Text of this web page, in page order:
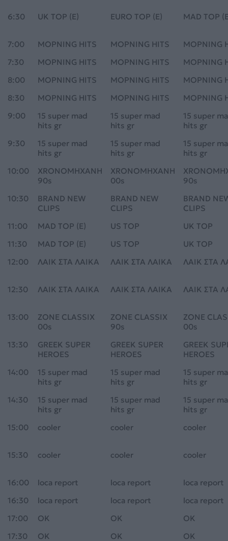
6:30 UK TOP (E) EURO TOP (E) MAD TOP
7:00 ΜΟΡΝΙΝG HITS ΜΟΡΝΙΝG HITS
ΜΟΡΝΙΝG
7:30
ΜΟΡΝΙΝG HITS ΜΟΡΝΙΝG HITS
ΜΟΡΝΙΝG
8:00
ΜΟΡΝΙΝG HITS ΜΟΡΝΙΝG HITS
ΜΟΡΝΙΝG
8:30
ΜΟΡΝΙΝG HITS ΜΟΡΝΙΝG HITS
ΜΟΡΝΙΝG
9:00
15 super mad
hits gr
15 super mad
hits gr
15 super
hits gr
9:30
15 super mad
hits gr
15 super mad
hits gr
15 super
hits gr
10:00
XRONOMHXANH
90s
XRONOMHXANH
00s
90s
10:30
BRAND NEW
CLIPS
BRAND NEW
CLIPS
BRAND
CLIPS
11:00
MAD TOP (E) US TOP
UK TOP
11:30
MAD TOP (E) US TOP
UK TOP
12:00
ΛΑΙΚ ΣΤΑ ΛΑΙΚΑ ΛΑΙΚ ΣΤΑ ΛΑΙΚΑ ΛΑΙΚ ΣΤΑ
12:30 ΛΑΙΚ ΣΤΑ ΛΑΙΚΑ ΛΑΙΚ ΣΤΑ ΛΑΙΚΑ ΛΑΙΚ ΣΤΑ
13:00
ZONE CLASSIX
00s
ZONE CLASSIX
90s
ZONE
00s
13:30
GREEK SUPER
HEROES
GREEK SUPER
HEROES
GREEK
HEROES
14:00
15 super mad
hits gr
15 super mad
hits gr
15 super
hits gr
14:30
15 super mad
hits gr
15 super mad
hits gr
15 super
hits gr
15:00
cooler cooler cooler
15:30 cooler cooler cooler
16:00 loca report loca report
loca report
16:30
loca report loca report
loca report
17:00
OK OK
OK
17:30
OK OK
OK